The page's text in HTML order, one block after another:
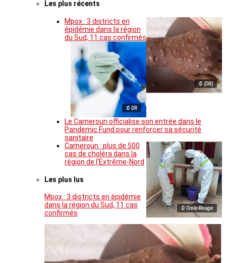
Les plus récents
© (DR)
Mpox : 3 districts en
épidémie dans la région
du Sud, 11 cas confirmés
© DR
Le Cameroun officialise son entrée dans le
Pandemic Fund pour renforcer sa sécurité
sanitaire
© Croix-Rouge
Cameroun : plus de 500
cas de choléra dans la
région de l’Extrême-Nord
Les plus lus
Mpox : 3 districts en épidémie
dans la région du Sud, 11 cas
confirmés